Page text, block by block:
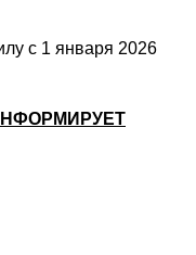
с 1 января 2026